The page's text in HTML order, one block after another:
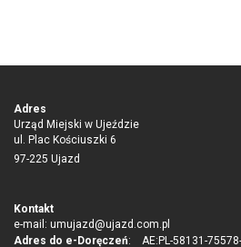
Adres
Urząd Miejski w Ujeździe
ul. Plac Kościuszki 6
97-225 Ujazd
Kontakt
e-mail: umujazd@ujazd.com.pl
Adres do e-Doręczeń: AE:PL-58131-